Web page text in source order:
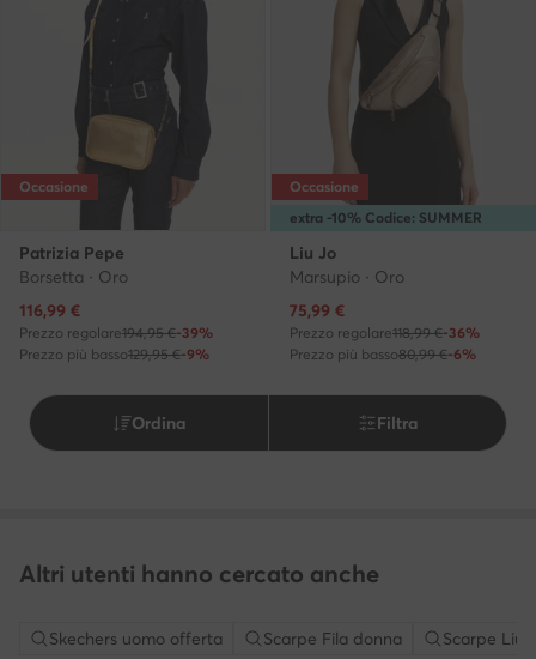
Occasione
Patrizia Pepe
Borsetta · Oro
Prezzo attuale
116,99 €
Prezzo regolare194,95 €-39%
Prezzo più basso129,95 €-9%
extra -10% Codice: SUMMER
Occasione
Liu Jo
Marsupio · Oro
Prezzo attuale
75,99 €
Prezzo regolare118,99 €-36%
Prezzo più basso80,99 €-6%
Ordina Filtra
Altri utenti hanno cercato anche
Skechers uomo offerta Scarpe Fila donna Scarpe Liu